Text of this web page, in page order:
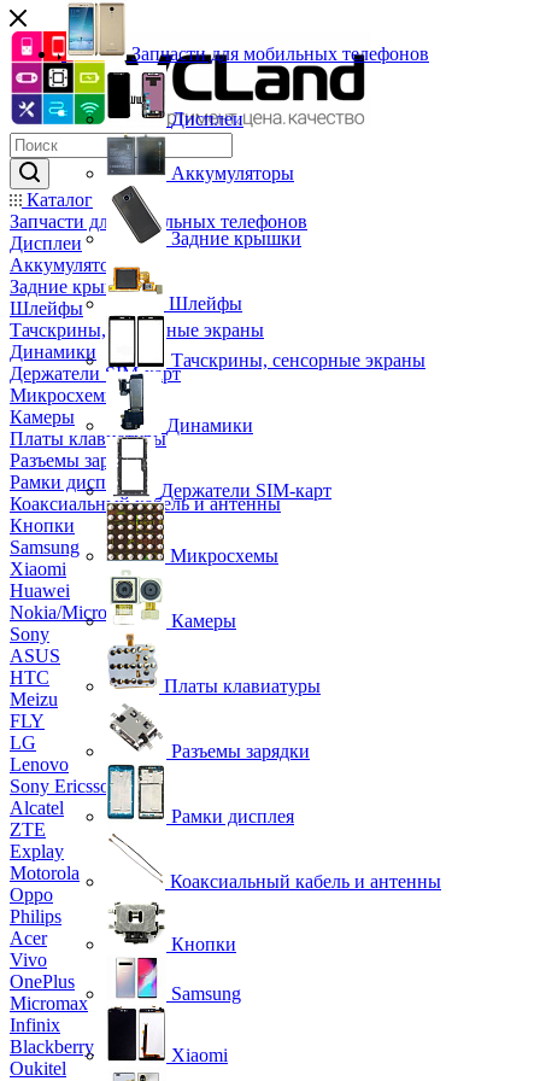
Каталог
Запчасти для мобильных телефонов
Дисплеи
Аккумуляторы
Задние крышки
Шлейфы
Тачскрины, сенсорные экраны
Динамики
Держатели SIM-карт
Микросхемы
Камеры
Платы клавиатуры
Разъемы зарядки
Рамки дисплея
Коаксиальный кабель и антенны
Кнопки
Samsung
Xiaomi
Huawei
Nokia/Microsoft
Sony
ASUS
HTC
Meizu
FLY
LG
Lenovo
Sony Ericsson
Alcatel
ZTE
Explay
Motorola
Oppo
Philips
Acer
Vivo
OnePlus
Micromax
Infinix
Blackberry
Oukitel
Запчасти для мобильных телефонов
Дисплеи
Аккумуляторы
Задние крышки
Шлейфы
Тачскрины, сенсорные экраны
Динамики
Держатели SIM-карт
Микросхемы
Камеры
Платы клавиатуры
Разъемы зарядки
Рамки дисплея
Коаксиальный кабель и антенны
Кнопки
Samsung
Xiaomi